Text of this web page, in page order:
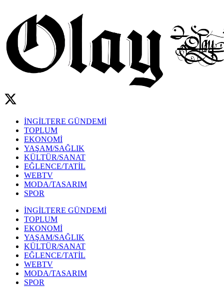
İNGİLTERE GÜNDEMİ
TOPLUM
EKONOMİ
YAŞAM/SAĞLIK
KÜLTÜR/SANAT
EĞLENCE/TATİL
WEBTV
MODA/TASARIM
SPOR
İNGİLTERE GÜNDEMİ
TOPLUM
EKONOMİ
YAŞAM/SAĞLIK
KÜLTÜR/SANAT
EĞLENCE/TATİL
WEBTV
MODA/TASARIM
SPOR